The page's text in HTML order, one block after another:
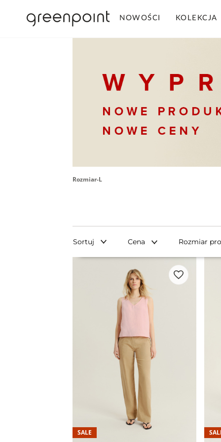
NOWOŚCI KOLEKCJA
Rozmiar-L
Sortuj Cena Rozmiar
SALE